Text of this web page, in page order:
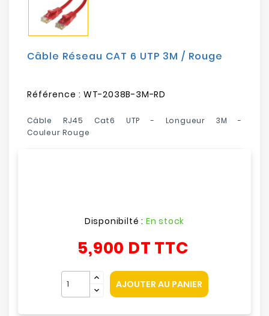
Mobilités
Loisirs
Câble Réseau CAT 6 UTP 3M / Rouge
Référence : WT-2038B-3M-RD
Câble RJ45 Cat6 UTP - Longueur 3M -
Couleur Rouge
Disponibilté : En stock
5,900 DT TTC
AJOUTER AU PANIER